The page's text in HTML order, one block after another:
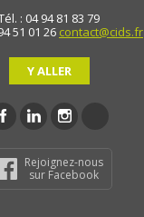
: 04 94 81 83 79
51 01 26 contact@cids.fr
Y ALLER
Rejoignez-nous
sur Facebook